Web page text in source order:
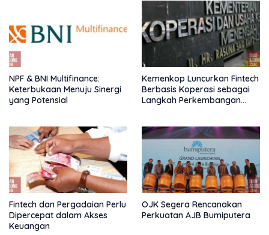
NPF & BNI Multifinance:
Keterbukaan Menuju Sinergi
yang Potensial
Kemenkop Luncurkan Fintech
Berbasis Koperasi sebagai
Langkah Perkembangan
Fintech dan Pergadaian Perlu
Dipercepat dalam Akses
Keuangan
OJK Segera Rencanakan
Perkuatan AJB Bumiputera